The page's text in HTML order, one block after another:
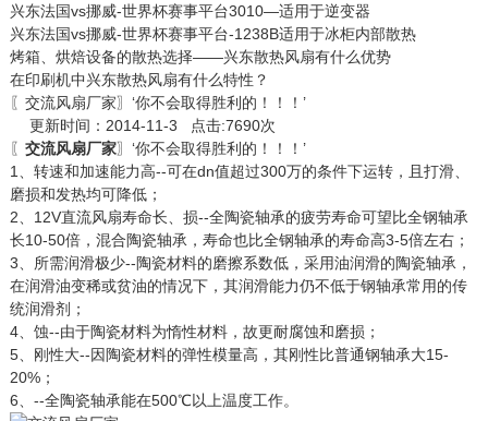
兴东法国vs挪威-世界杯赛事平台3010—适用于逆变器
兴东法国vs挪威-世界杯赛事平台-1238B适用于冰柜内部散热
烤箱、烘焙设备的散热选择——兴东散热风扇有什么优势
在印刷机中兴东散热风扇有什么特性？
〖交流风扇厂家〗‘你不会取得胜利的！！！’
更新时间：2014-11-3 点击:7690次
〖 交流风扇厂家〗‘你不会取得胜利的！！！’
1、转速和加速能力高--可在dn值超过300万的条件下运转，且打滑、
磨损和发热均可降低；
2、12V直流风扇寿命长、损--全陶瓷轴承的疲劳寿命可望比全钢轴承
长10-50倍，混合陶瓷轴承，寿命也比全钢轴承的寿命高3-5倍左右；
3、所需润滑极少--陶瓷材料的磨擦系数低，采用油润滑的陶瓷轴承，
在润滑油变稀或贫油的情况下，其润滑能力仍不低于钢轴承常用的传
统润滑剂；
4、蚀--由于陶瓷材料为惰性材料，故更耐腐蚀和磨损；
5、刚性大--因陶瓷材料的弹性模量高，其刚性比普通钢轴承大15-
20%；
6、--全陶瓷轴承能在500℃以上温度工作。